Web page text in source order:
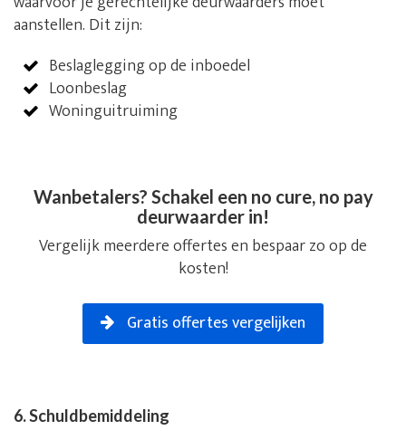
aanstellen. Dit zijn:
Beslaglegging op de inboedel
Loonbeslag
Woninguitruiming
Wanbetalers? Schakel een no cure, no pay
deurwaarder in!
Vergelijk meerdere offertes en bespaar zo op de
kosten!
Gratis offertes vergelijken
6. Schuldbemiddeling